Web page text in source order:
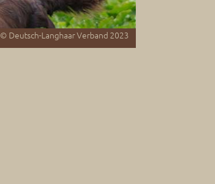
© Deutsch-Langhaar Verband 2023